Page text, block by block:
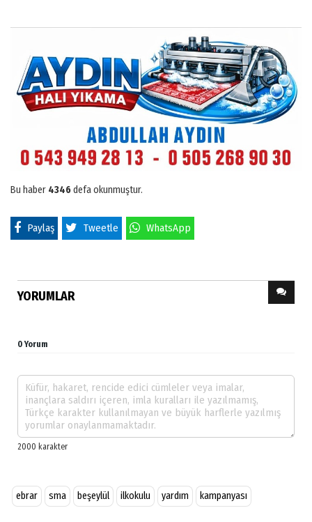
Bu haber 4346defa okunmuştur.
Paylaş Tweetle WhatsApp
YORUMLAR
0 Yorum
ebrar sma beşeylül ilkokulu yardım kampanyası